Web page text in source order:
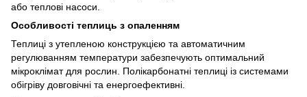
або теплові насоси.
Особливості теплиць з опаленням
Теплиці з утепленою конструкцією та автоматичним
регулюванням температури забезпечують оптимальний
мікроклімат для рослин. Полікарбонатні теплиці із системами
обігріву довговічні та енергоефективні.